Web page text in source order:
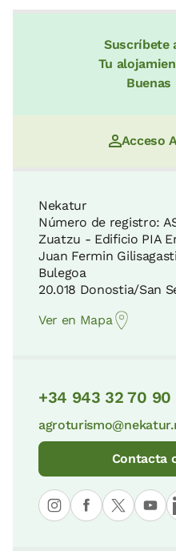
Suscríbete
Tu
Buenas
Acceso
Nekatur
Número de registro:
Zuatzu - Edificio PIA
Juan Fermin
Bulegoa
20.018 Donostia/San
Ver en Mapa
+34 943 32 70 90
Contacta